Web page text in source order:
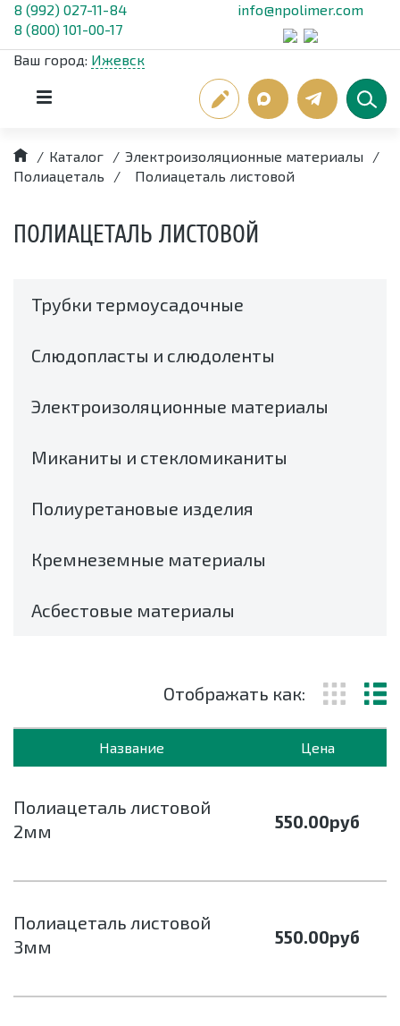
8 (992) 027-11-84
8 (800) 101-00-17
info@npolimer.com
Ваш город: Ижевск
/ Каталог / Электроизоляционные материалы
/
Полиацеталь
/ Полиацеталь листовой
ПОЛИАЦЕТАЛЬ ЛИСТОВОЙ
Отображать как:
Название Цена
Полиацеталь листовой
2мм
550.00руб
Полиацеталь листовой
3мм
550.00руб
Трубки термоусадочные
Слюдопласты и слюдоленты
Электроизоляционные материалы
Миканиты и стекломиканиты
Полиуретановые изделия
Кремнеземные материалы
Асбестовые материалы